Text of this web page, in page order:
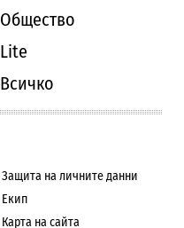
Общество
Lite
Всичко
Защита на личните данни
Екип
Карта на сайта